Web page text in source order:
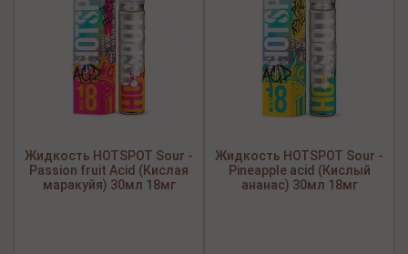
Жидкость HOTSPOT Sour -
Passion fruit Acid (Кислая
маракуйя) 30мл 18мг
Жидкость HOTSPOT Sour -
Pineapple acid (Кислый
ананас) 30мл 18мг